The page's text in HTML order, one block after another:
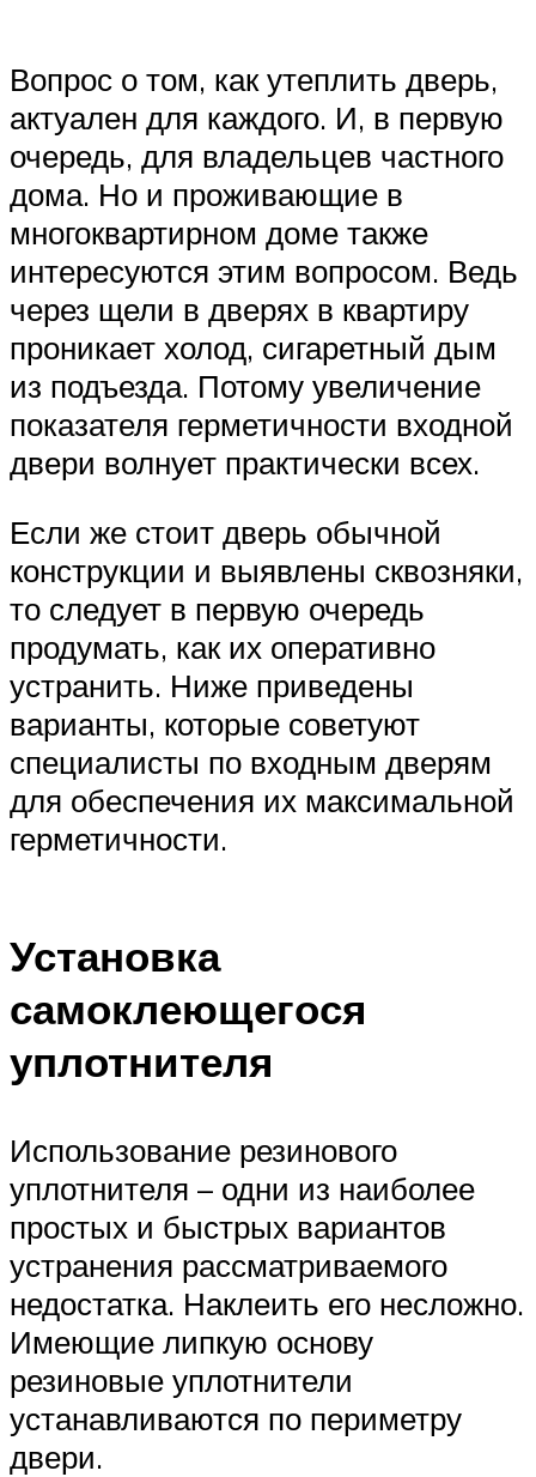
Вопрос о том, как утеплить дверь,
актуален для каждого. И, в первую
очередь, для владельцев частного
дома. Но и проживающие в
многоквартирном доме также
интересуются этим вопросом. Ведь
через щели в дверях в квартиру
проникает холод, сигаретный дым
из подъезда. Потому увеличение
показателя герметичности входной
двери волнует практически всех.
Если же стоит дверь обычной
конструкции и выявлены сквозняки,
то следует в первую очередь
продумать, как их оперативно
устранить. Ниже приведены
варианты, которые советуют
специалисты по входным дверям
для обеспечения их максимальной
герметичности.
Установка
самоклеющегося
уплотнителя
Использование резинового
уплотнителя – одни из наиболее
простых и быстрых вариантов
устранения рассматриваемого
недостатка. Наклеить его несложно.
Имеющие липкую основу
резиновые уплотнители
устанавливаются по периметру
двери.